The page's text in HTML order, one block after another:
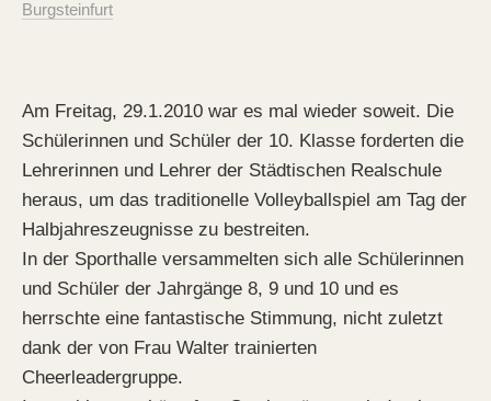
Burgsteinfurt
Am Freitag, 29.1.2010 war es mal wieder soweit. Die
Schülerinnen und Schüler der 10. Klasse forderten die
Lehrerinnen und Lehrer der Städtischen Realschule
heraus, um das traditionelle Volleyballspiel am Tag der
Halbjahreszeugnisse zu bestreiten.
In der Sporthalle versammelten sich alle Schülerinnen
und Schüler der Jahrgänge 8, 9 und 10 und es
herrschte eine fantastische Stimmung, nicht zuletzt
dank der von Frau Walter trainierten
Cheerleadergruppe.